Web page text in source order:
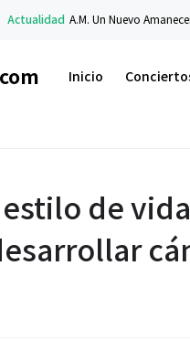
A.M. Un Nuevo Amanecer: el
Inicio
de